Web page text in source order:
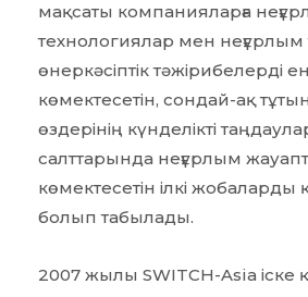
мақсаты компанияларға
технологиялар мен неғұрлым
өнеркәсіптік тәжірибелерді
көмектесетін, сондай-ақ
өздерінің күнделікті
салттарында неғұрлым
көмектесетін ілкі
болып табылады.
2007 жылы SWITCH-Asia іске